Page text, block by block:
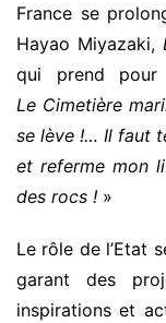
France se
Hayao Miyazaki,
qui prend
Le Cimetière
se lève !… Il faut
et referme mon
des rocs ! »
Le rôle de l’Etat
garant des
inspirations et